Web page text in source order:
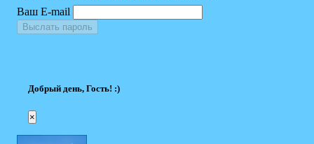
Ваш E-mail
Выслать пароль
Добрый день, Гость! :)
×